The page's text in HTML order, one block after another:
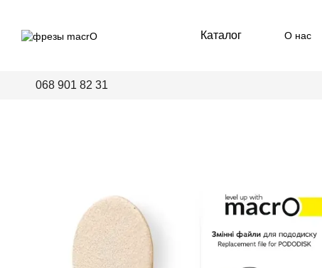
Каталог О нас
068 901 82 31